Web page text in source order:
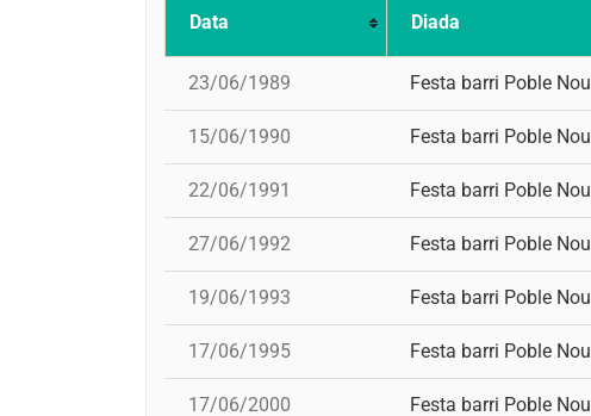
Data Diada
23/06/1989 Festa barri Poble Nou
15/06/1990 Festa barri Poble Nou
22/06/1991 Festa barri Poble Nou
27/06/1992 Festa barri Poble Nou
19/06/1993 Festa barri Poble Nou
17/06/1995 Festa barri Poble Nou
17/06/2000 Festa barri Poble Nou